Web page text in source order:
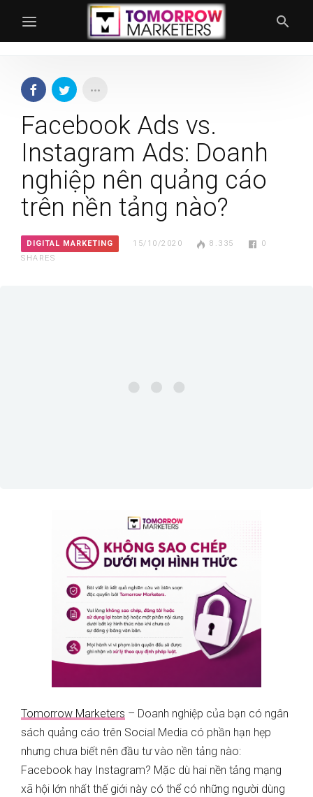
Facebook Ads vs.
Instagram Ads: Doanh
nghiệp nên quảng cáo
trên nền tảng nào?
DIGITAL MARKETING 15/10/2020 8.335
0
SHARES
Tomorrow Marketers – Doanh nghiệp của bạn có ngân
sách quảng cáo trên Social Media có phần hạn hẹp
nhưng chưa biết nên đầu tư vào nền tảng nào:
Facebook hay Instagram? Mặc dù hai nền tảng mạng
xã hội lớn nhất thế giới này có thể có những người dùng